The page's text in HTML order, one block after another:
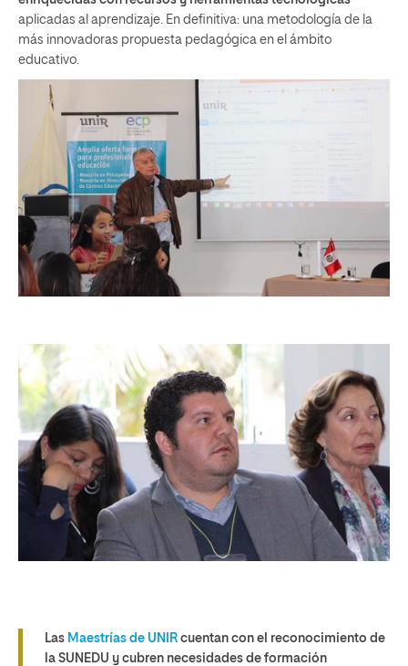
aplicadas al aprendizaje. En definitiva: una metodología de la
más innovadoras propuesta pedagógica en el ámbito
educativo.
Las Maestrías de UNIR cuentan con el reconocimiento de
la SUNEDU y cubren necesidades de formación